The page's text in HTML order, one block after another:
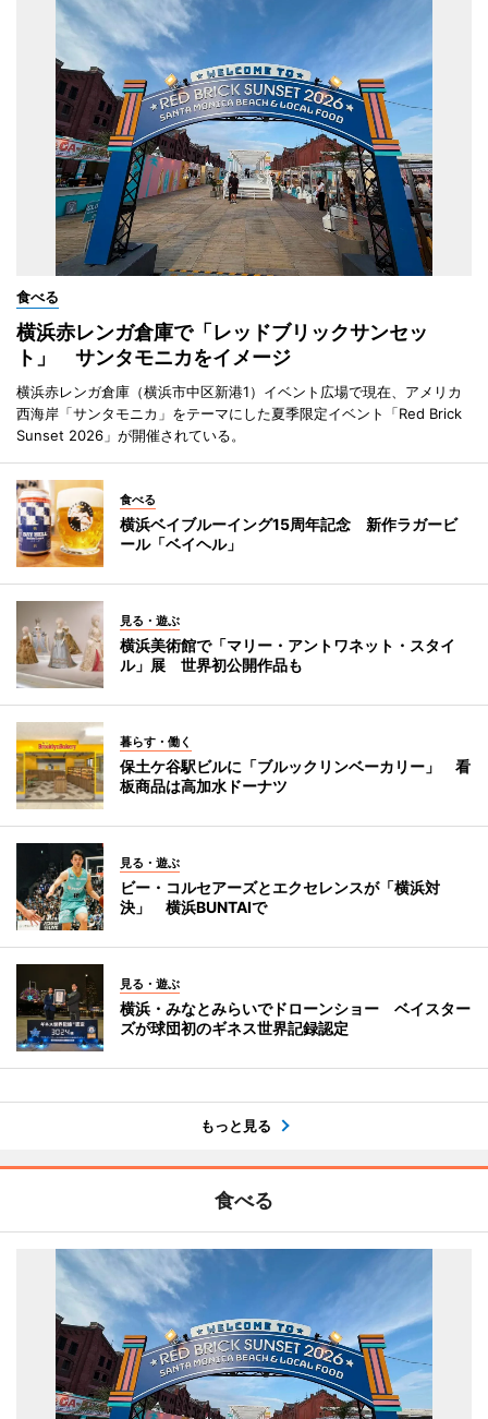
食べる
横浜赤レンガ倉庫で「レッドブリックサンセッ
ト」 サンタモニカをイメージ
横浜赤レンガ倉庫（横浜市中区新港1）イベント広場で現在、アメリカ
西海岸「サンタモニカ」をテーマにした夏季限定イベント「Red Brick
Sunset 2026」が開催されている。
食べる
横浜ベイブルーイング15周年記念 新作ラガービ
ール「ベイヘル」
見る・遊ぶ
横浜美術館で「マリー・アントワネット・スタイ
ル」展 世界初公開作品も
暮らす・働く
保土ケ谷駅ビルに「ブルックリンベーカリー」 看
板商品は高加水ドーナツ
見る・遊ぶ
ビー・コルセアーズとエクセレンスが「横浜対
決」 横浜BUNTAIで
見る・遊ぶ
横浜・みなとみらいでドローンショー ベイスター
ズが球団初のギネス世界記録認定
もっと見る
食べる